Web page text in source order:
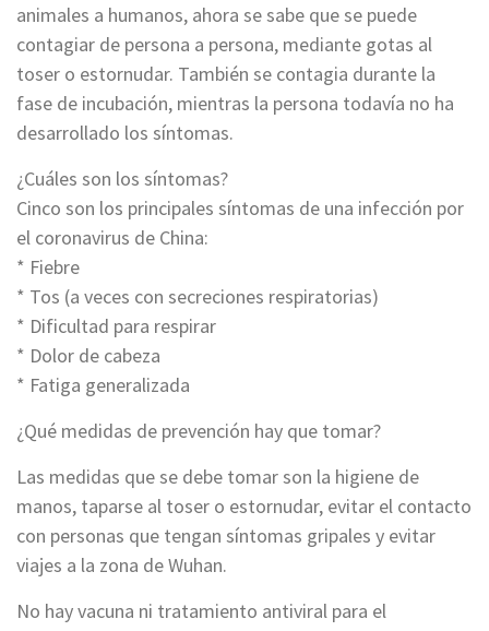
animales a humanos, ahora se sabe que se puede
contagiar de persona a persona, mediante gotas al
toser o estornudar. También se contagia durante la
fase de incubación, mientras la persona todavía no ha
desarrollado los síntomas.
¿Cuáles son los síntomas?
Cinco son los principales síntomas de una infección por
el coronavirus de China:
* Fiebre
* Tos (a veces con secreciones respiratorias)
* Dificultad para respirar
* Dolor de cabeza
* Fatiga generalizada
¿Qué medidas de prevención hay que tomar?
Las medidas que se debe tomar son la higiene de
manos, taparse al toser o estornudar, evitar el contacto
con personas que tengan síntomas gripales y evitar
viajes a la zona de Wuhan.
No hay vacuna ni tratamiento antiviral para el